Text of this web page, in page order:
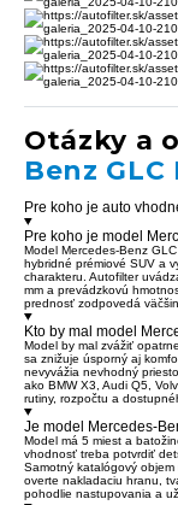
Otázky a
Benz GLC
Pre koho je auto
Pre koho je model
Model Mercedes-Benz
hybridné prémiové SUV a
charakteru. Autofilter
mm a prevádzkovú
prednosť zodpovedá
Kto by mal model
Model by mal zvážiť
sa znižuje úsporný aj
nevyvážia nevhodný
ako BMW X3, Audi Q5,
rutiny, rozpočtu a
Je model Mercedes-
Model má 5 miest a
vhodnosť treba potvrdiť
Samotný katalógový
overte nakladaciu hranu,
pohodlie nastupovania a